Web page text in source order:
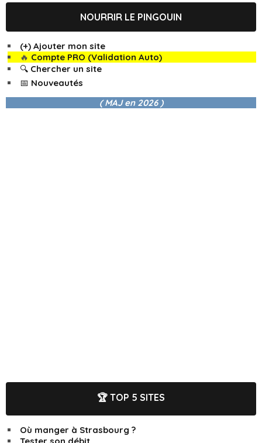
NOURRIR LE PINGOUIN
(+) Ajouter mon site
🔥 Compte PRO (Validation Auto)
🔍 Chercher un site
📅 Nouveautés
( MAJ en 2026 )
🏆 TOP 5 SITES
Où manger à Strasbourg ?